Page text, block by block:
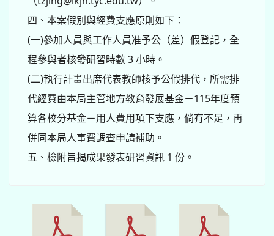
四、本案假別與經費支應原則如下：
(一)參加人員與工作人員准予公（差）假登記，全
程參與者核發研習時數 3 小時。
(二)執行計畫出席代表教師核予公假排代，所需排
代經費由本局主管地方教育發展基金－115年度預
算各校分基金－用人費用項下支應，倘有不足，再
併同本局人事費調查申請補助。
五、檢附旨揭成果發表研習資訊 1 份。